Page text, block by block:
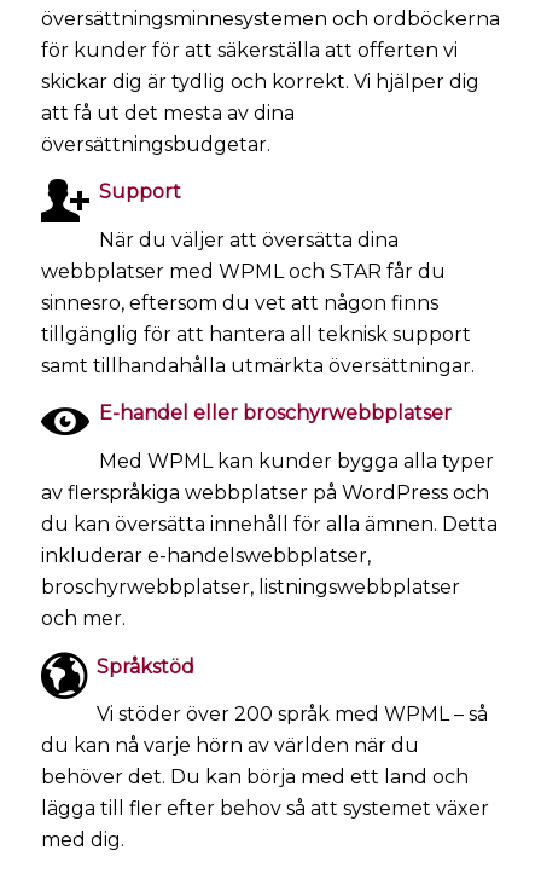
översättningsminnesystemen och ordböckerna
för kunder för att säkerställa att offerten vi
skickar dig är tydlig och korrekt. Vi hjälper dig
att få ut det mesta av dina
översättningsbudgetar.
Support
När du väljer att översätta dina
webbplatser med WPML och STAR får du
sinnesro, eftersom du vet att någon finns
tillgänglig för att hantera all teknisk support
samt tillhandahålla utmärkta översättningar.
E-handel eller broschyrwebbplatser
Med WPML kan kunder bygga alla typer
av flerspråkiga webbplatser på WordPress och
du kan översätta innehåll för alla ämnen. Detta
inkluderar e-handelswebbplatser,
broschyrwebbplatser, listningswebbplatser
och mer.
Språkstöd
Vi stöder över 200 språk med WPML – så
du kan nå varje hörn av världen när du
behöver det. Du kan börja med ett land och
lägga till fler efter behov så att systemet växer
med dig.